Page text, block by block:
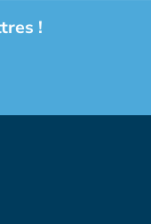
!